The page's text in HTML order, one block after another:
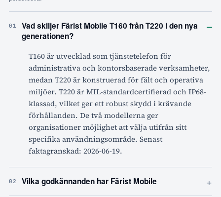
01
Vad skiljer Färist Mobile T160 från T220 i den nya
generationen?
–
T160 är utvecklad som tjänstetelefon för
administrativa och kontorsbaserade verksamheter,
medan T220 är konstruerad för fält och operativa
miljöer. T220 är MIL-standardcertifierad och IP68-
klassad, vilket ger ett robust skydd i krävande
förhållanden. De två modellerna ger
organisationer möjlighet att välja utifrån sitt
specifika användningsområde. Senast
faktagranskad: 2026-06-19.
02 Vilka godkännanden har Färist Mobile +